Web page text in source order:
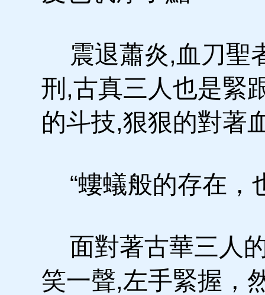
震退蕭炎,血刀聖
刑,古真三人也是緊
的斗技,狠狠的對著
“螻蟻般的存在，
面對著古華三人
笑一聲,左手緊握，